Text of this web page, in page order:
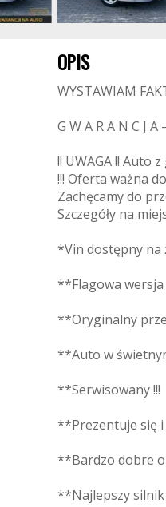
OPIS
WYSTAWIAM
G W A R A N C J
!! UWAGA !! Auto
!!! Oferta ważna
Zachęcamy do
Szczegóły na
*Vin dostępny na
**Flagowa wersja
**Oryginalny
**Auto w
**Serwisowany !!!
**Prezentuje się i
**Bardzo dobre
**Najlepszy silnik